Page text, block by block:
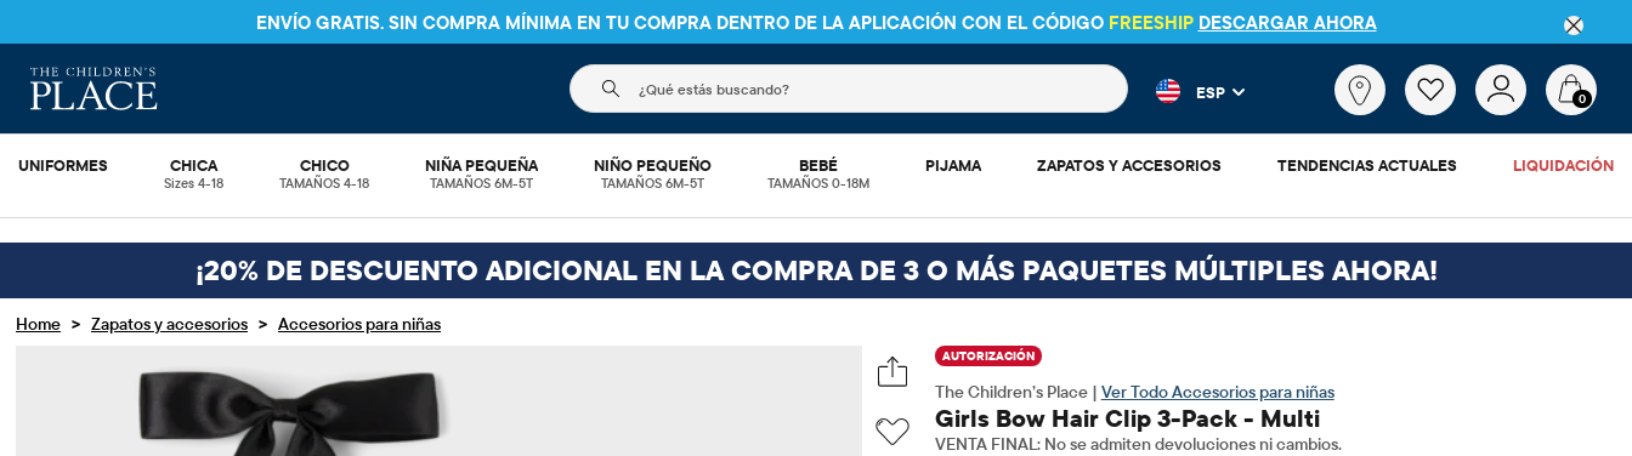
ENVÍO GRATIS. SIN COMPRA MÍNIMA EN TU COMPRA DENTRO DE LA APLICACIÓN CON EL CÓDIGO FREESHIP DESCARGAR AHORA
El siguiente campo de búsqueda filtra las búsquedas más populares y los resultados de productos a medida que
¿Qué
estás
ESP 0
UNIFORMES CHICA
Sizes 4-18
CHICO
TAMAÑOS 4-18
NIÑA PEQUEÑA
TAMAÑOS 6M-5T
NIÑO PEQUEÑO
TAMAÑOS 6M-5T
BEBÉ
TAMAÑOS 0-18M
PIJAMA ZAPATOS Y ACCESORIOS TENDENCIAS ACTUALES LIQUIDACIÓN
¡20% DE DESCUENTO ADICIONAL EN LA COMPRA DE 3 O MÁS PAQUETES MÚLTIPLES AHORA!
Home > Zapatos y accesorios > Accesorios para niñas
AUTORIZACIÓN
The Children’s Place | Ver Todo Accesorios para niñas
Girls Bow Hair Clip 3-Pack - Multi
VENTA FINAL: No se admiten devoluciones ni cambios.